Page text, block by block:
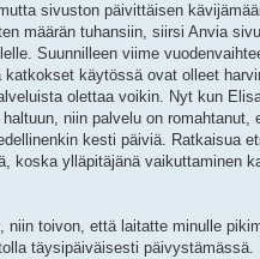
sivuston päivittäisen
määrän tuhansiin, siirsi Anvia
Suunnilleen viime
katkokset käytössä ovat olleet
olettaa voikin. Nyt kun
niin palvelu on romahtanut,
kesti päiviä. Ratkaisua
koska ylläpitäjänä vaikuttaminen
niin toivon, että laitatte minulle
täysipäiväisesti päivystämässä.